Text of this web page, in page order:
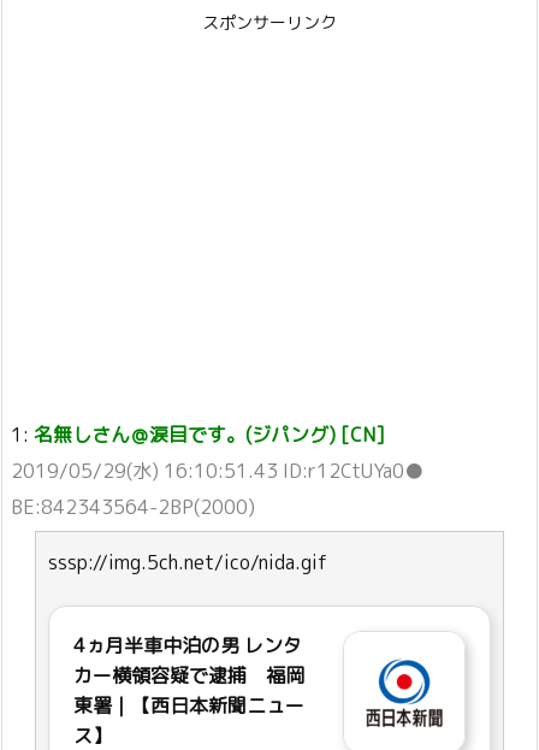
スポンサーリンク
1: 名無しさん＠涙目です。(ジパング) [CN]
2019/05/29(水) 16:10:51.43 ID:r12CtUYa0●
BE:842343564-2BP(2000)
sssp://img.5ch.net/ico/nida.gif
4ヵ月半車中泊の男 レンタ
カー横領容疑で逮捕 福岡
東署｜【西日本新聞ニュー
ス】